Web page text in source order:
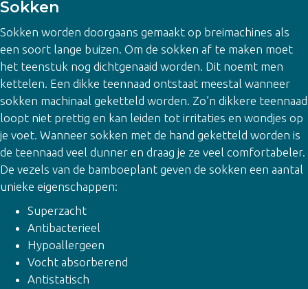
Sokken
Sokken worden doorgaans gemaakt op breimachines als
een soort lange buizen. Om de sokken af te maken moet
het teenstuk nog dichtgenaaid worden. Dit noemt men
kettelen. Een dikke teennaad ontstaat meestal wanneer
sokken machinaal geketteld worden. Zo’n dikkere teennaad
loopt niet prettig en kan leiden tot irritaties en wondjes op
je voet. Wanneer sokken met de hand geketteld worden is
de teennaad veel dunner en draag je ze veel comfortabeler.
De vezels van de bamboeplant geven de sokken een aantal
unieke eigenschappen:
Superzacht
Antibacterieel
Hypoallergeen
Vocht absorberend
Antistatisch